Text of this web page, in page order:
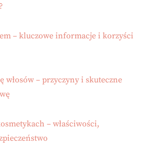
– kluczowe informacje i korzyści
włosów – przyczyny i skuteczne
– właściwości,